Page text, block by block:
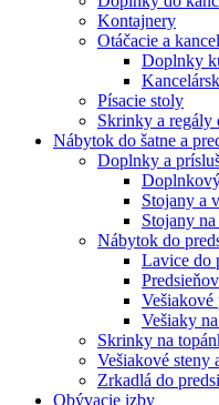
Kontajnery
Otáčacie a
Doplnky
Písacie stoly
Skrinky a regály
Nábytok do šatne a
Doplnky a
Stojany a
Stojany
Nábytok do
Lavice do
Vešiakové
Vešiaky
Skrinky na
Vešiakové steny
Zrkadlá do
Obývacie izby